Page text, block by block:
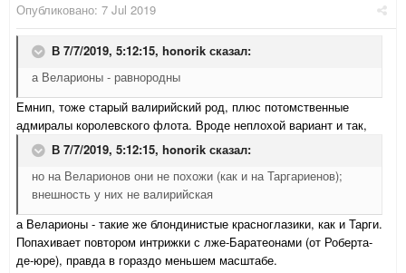
Опубликовано: 7 Jul 2019
В 7/7/2019, 5:12:15, honorik сказал:
а Веларионы - равнородны
Емнип, тоже старый валирийский род, плюс потомственные
адмиралы королевского флота. Вроде неплохой вариант и так,
В 7/7/2019, 5:12:15, honorik сказал:
но на Веларионов они не похожи (как и на Таргариенов);
внешность у них не валирийская
а Веларионы - такие же блондинистые красноглазики, как и Тарги.
Попахивает повтором интрижки с лже-Баратеонами (от Роберта-
де-юре), правда в гораздо меньшем масштабе.